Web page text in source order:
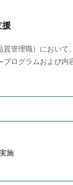
援
管理職）におい
ログラムおよび
施